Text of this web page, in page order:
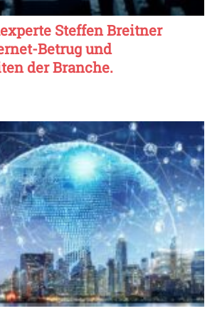
Steffen Breitner
Betrug und
der Branche.